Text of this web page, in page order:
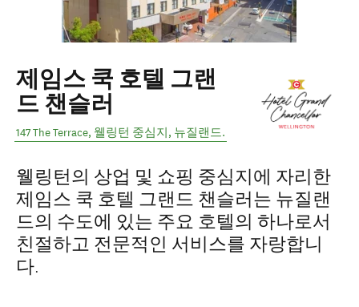
제임스 쿡 호텔 그랜
드 챈슬러
147 The Terrace, 웰링턴 중심지 , 뉴질랜드.
웰링턴의 상업 및 쇼핑 중심지에 자리한
제임스 쿡 호텔 그랜드 챈슬러는 뉴질랜
드의 수도에 있는 주요 호텔의 하나로서
친절하고 전문적인 서비스를 자랑합니
다.